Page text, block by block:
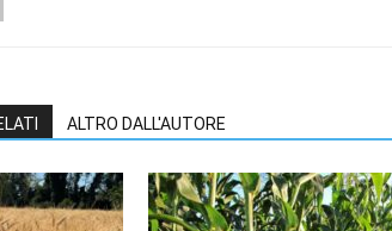
ALTRO DALL'AUTORE